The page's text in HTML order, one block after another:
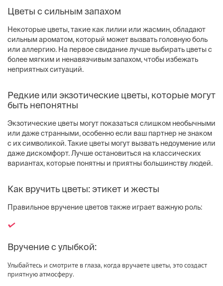
Цветы с сильным запахом
Некоторые цветы, такие как лилии или жасмин, обладают
сильным ароматом, который может вызвать головную боль
или аллергию. На первое свидание лучше выбирать цветы с
более мягким и ненавязчивым запахом, чтобы избежать
неприятных ситуаций.
Редкие или экзотические цветы, которые могут
быть непонятны
Экзотические цветы могут показаться слишком необычными
или даже странными, особенно если ваш партнер не знаком
с их символикой. Такие цветы могут вызвать недоумение или
даже дискомфорт. Лучше остановиться на классических
вариантах, которые понятны и приятны большинству людей.
Как вручить цветы: этикет и жесты
Правильное вручение цветов также играет важную роль:
Вручение с улыбкой:
Улыбайтесь и смотрите в глаза, когда вручаете цветы, это создаст
приятную атмосферу.